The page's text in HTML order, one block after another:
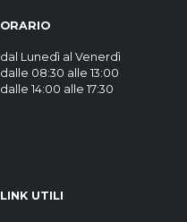
ORARIO
dal Lunedì al Venerdì
dalle 08:30 alle 13:00
dalle 14:00 alle 17:30
LINK UTILI